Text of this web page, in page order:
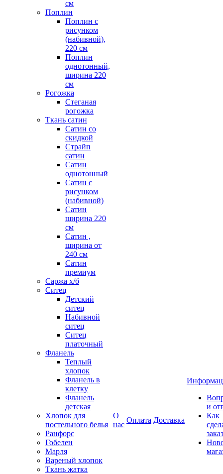
см
Поплин
Поплин с
рисунком
(набивной),
220 см
Поплин
однотонный,
ширина 220
см
Рогожка
Стеганая
рогожка
Ткань сатин
Сатин со
скидкой
Страйп
сатин
Сатин
однотонный
Сатин с
рисунком
(набивной)
Сатин
ширина 220
см
Сатин ,
ширина от
240 см
Сатин
премиум
Саржа х/б
Ситец
Детский
ситец
Набивной
ситец
Ситец
платочный
Фланель
Теплый
хлопок
Фланель в
клетку
Фланель
детская
Хлопок для
постельного белья
Ранфорс
Гобелен
Марля
Вареный хлопок
Ткань жатка
О
нас
Оплата Доставка
и
Как
заказ